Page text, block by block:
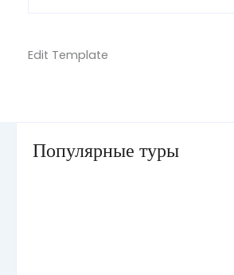
Edit Template
Популярные туры